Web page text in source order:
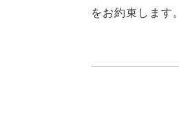
をお約束します。